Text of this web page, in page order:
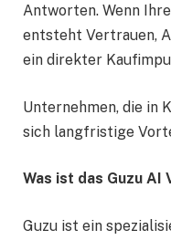
Antworten. Wenn
entsteht Vertrauen,
ein direkter
Unternehmen, die in
sich langfristige
Was ist das Guzu
Guzu ist ein